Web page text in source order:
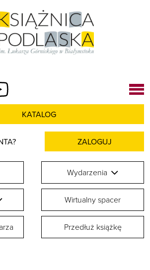
KATALOG
ZALOGUJ
Wydarzenia
Wirtualny spacer
Przedłuż książkę